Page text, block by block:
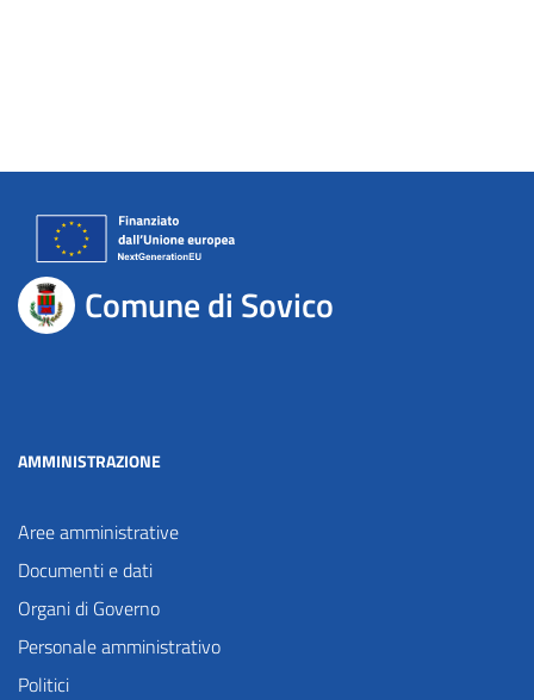
Comune di Sovico
AMMINISTRAZIONE
Aree amministrative
Documenti e dati
Organi di Governo
Personale amministrativo
Politici